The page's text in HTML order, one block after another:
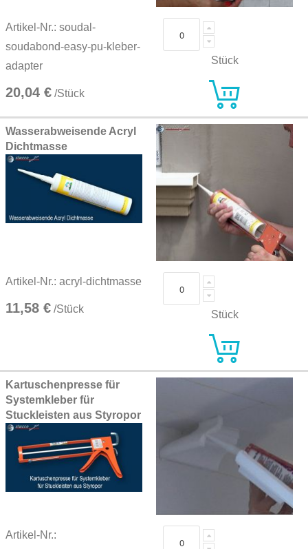
Artikel-Nr.: soudal-
soudabond-easy-pu-kleber-
adapter
20,04 € /Stück
Stück
Wasserabweisende Acryl
Dichtmasse
Artikel-Nr.: acryl-dichtmasse
11,58 € /Stück Stück
Kartuschenpresse für
Systemkleber für
Stuckleisten aus Styropor
Artikel-Nr.: